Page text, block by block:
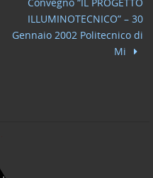
ILLUMINOTECNICO” – 30
Gennaio 2002 Politecnico di
Mi